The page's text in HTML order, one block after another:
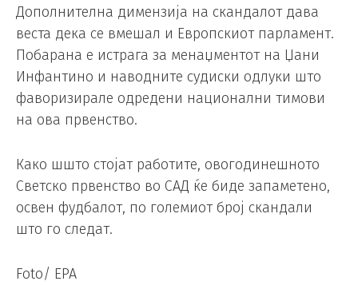
Дополнителна димензија на скандалот дава
веста дека се вмешал и Европскиот парламент.
Побарана е истрага за менаџментот на Џани
Инфантино и наводните судиски одлуки што
фаворизирале одредени национални тимови
на ова првенство.
Како шшто стојат работите, овогодинешното
Светско првенство во САД ќе биде запаметено,
освен фудбалот, по големиот број скандали
што го следат.
Foto/ EPA